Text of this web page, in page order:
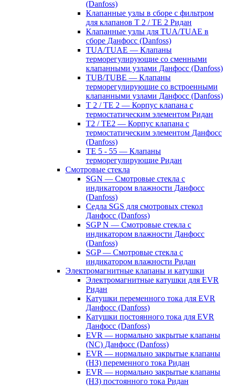
(Danfoss)
Клапанные узлы в сборе с фильтром
для клапанов T 2 / TE 2 Ридан
Клапанные узлы для TUA/TUAE в
сборе Данфосс (Danfoss)
TUA/TUAE — Клапаны
терморегулирующие со сменными
клапанными узлами Данфосс (Danfoss)
TUB/TUBE — Клапаны
терморегулирующие со встроенными
клапанными узлами Данфосс (Danfoss)
T 2 / TE 2 — Корпус клапана с
термостатическим элементом Ридан
T2 / TE2 — Корпус клапана с
термостатическим элементом Данфосс
(Danfoss)
TE 5 - 55 — Клапаны
терморегулирующие Ридан
Смотровые стекла
SGN — Смотровые стекла с
индикатором влажности Данфосс
(Danfoss)
Седла SGS для смотровых стекол
Данфосс (Danfoss)
SGP N — Смотровые стекла с
индикатором влажности Данфосс
(Danfoss)
SGP — Смотровые стекла с
индикатором влажности Ридан
Электромагнитные клапаны и катушки
Электромагнитные катушки для EVR
Ридан
Катушки переменного тока для EVR
Данфосс (Danfoss)
Катушки постоянного тока для EVR
Данфосс (Danfoss)
EVR — нормально закрытые клапаны
(NC) Данфосс (Danfoss)
EVR — нормально закрытые клапаны
(НЗ) переменного тока Ридан
EVR — нормально закрытые клапаны
(НЗ) постоянного тока Ридан